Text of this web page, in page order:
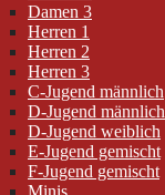
Damen 3
Herren 1
Herren 2
Herren 3
C-Jugend männlich
D-Jugend männlich
D-Jugend weiblich
E-Jugend gemischt
F-Jugend gemischt
Minis